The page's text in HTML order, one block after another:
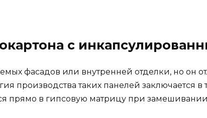
с
фасадов или внутренней отделки, но он
производства таких панелей заключается в
прямо в гипсовую матрицу при